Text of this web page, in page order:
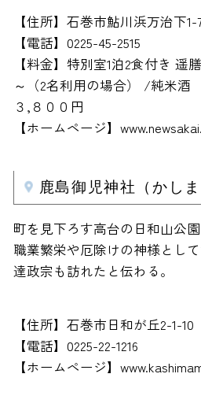
【住所】石巻市鮎川浜万治下1-
【電話】0225-45-2515
【料金】特別室1泊2食付き
～（2名利用の場合） /純米酒
３,８００円
【ホームページ】
鹿島御児神社（かし
町を見下ろす高台の日和山公園
職業繁栄や厄除けの神様とし
達政宗も訪れたと伝わる。
【住所】石巻市日和が丘2-1-10
【電話】0225-22-1216
【ホームページ】